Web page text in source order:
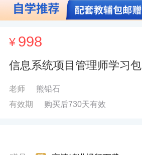
¥ 998
信息系统项目管理师学习包
老师
熊铅石
有效期
购买后730天有效